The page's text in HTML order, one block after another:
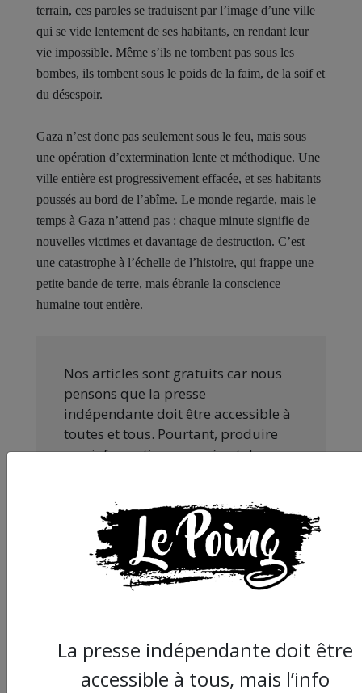
terrain, ces paroles se traduisent par l’image d’une ville
qui se vide lentement de ses habitants, en rendant leur
vie impossible. Même s’ils ne tombent pas sous les
bombes, ils tombent sous le poids de la faim, de la soif et
du désespoir.
Gaza n’est donc pas seulement sous le feu, mais sous
une opération d’extermination lente et méthodique. Une
ville entière est progressivement effacée, et ses habitants
poussés au bord de l’abîme. Le monde regarde, mais le
temps à Gaza n’attend pas : chaque minute signifie de
nouvelles victimes et davantage de destruction. C’est
une catastrophe à l’échelle de l’histoire, qui frappe une
petite bande de terre, mais ébranle la conscience
humaine tout entière.
Nos articles sont gratuits car nous
pensons que la presse
indépendante doit être accessible à
toutes et tous. Pourtant, produire
une information engagée et de
d’être aux ordres de Bolloré et de
ses amis… Pourvu que ça dure ! Ça
tombe bien, ça ne tient qu’à vous :
La presse indépendante doit être
accessible à tous, mais l’info